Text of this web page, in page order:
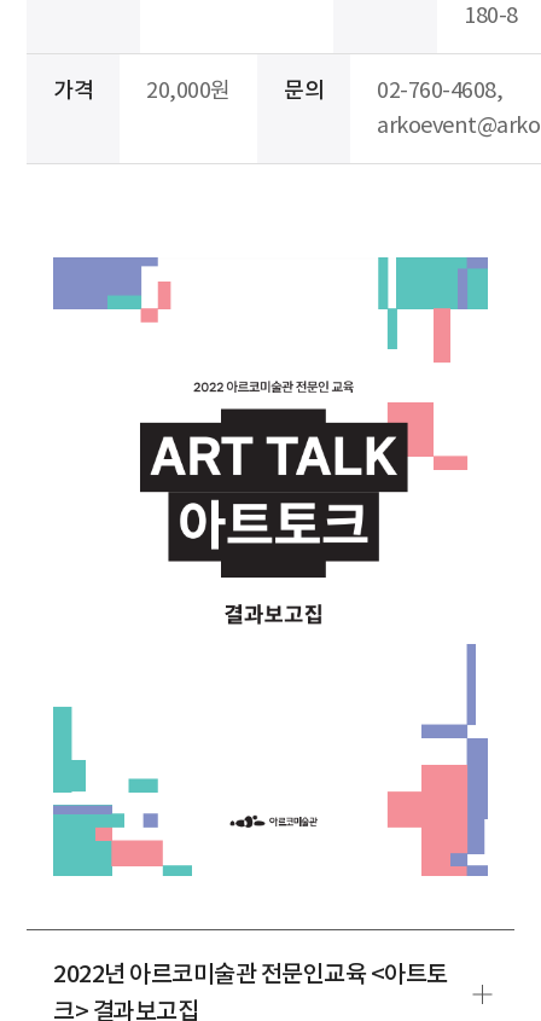
180-8
가격 20,000원 문의
02-760-4608,
2022년 아르코미술관 전문인교육 <아트토
크> 결과보고집